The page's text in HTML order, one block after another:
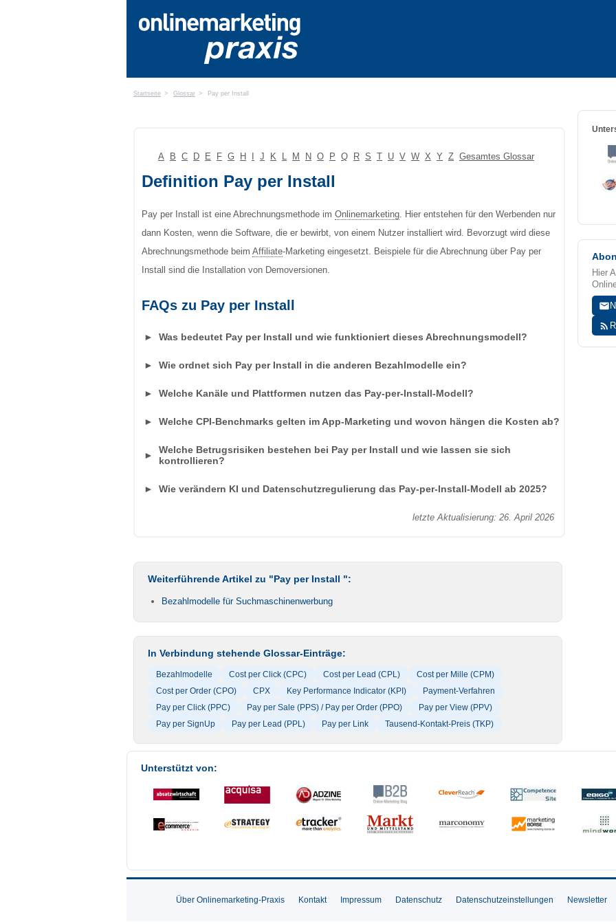
Startseite > Glossar > Pay per Install
Hier
A B C D E F G H J K L M N O P Q R S T U V W X Y Z Gesamtes Glossar
Definition Pay per Install
Pay per Install ist eine Abrechnungsmethode im Onlinemarketing. Hier entstehen für den Werbenden nur
dann Kosten, wenn die Software, die er bewirbt, von einem Nutzer installiert wird. Bevorzugt wird diese
Abrechnungsmethode beim Affiliate-Marketing eingesetzt. Beispiele für die Abrechnung über Pay per
Install sind die Installation von Demoversionen.
FAQs zu Pay per Install
► Was bedeutet Pay per Install und wie funktioniert dieses Abrechnungsmodell?
► Wie ordnet sich Pay per Install in die anderen Bezahlmodelle ein?
► Welche Kanäle und Plattformen nutzen das Pay-per-Install-Modell?
► Welche CPI-Benchmarks gelten im App-Marketing und wovon hängen die Kosten ab?
►
Welche Betrugsrisiken bestehen bei Pay per Install und wie lassen sie sich
kontrollieren?
► Wie verändern KI und Datenschutzregulierung das Pay-per-Install-Modell ab 2025?
letzte Aktualisierung: 26. April 2026
Weiterführende Artikel zu "Pay per Install ":
Bezahlmodelle für Suchmaschinenwerbung
In Verbindung stehende Glossar-Einträge:
Bezahlmodelle Cost per Click (CPC) Cost per Lead (CPL)
Cost per Mille (CPM)
Cost per Order (CPO)
CPX Key Performance Indicator (KPI)
Payment-Verfahren
Pay per Click (PPC)
Pay per Sale (PPS) / Pay per Order (PPO)
Pay per View (PPV)
Pay per SignUp
Pay per Lead (PPL) Pay per Link Tausend-Kontakt-Preis (TKP)
Unterstützt von:
Über Onlinemarketing-Praxis Kontakt Impressum Datenschutz Datenschutzeinstellungen Newsletter